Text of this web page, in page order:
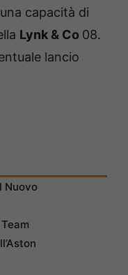
capacità di
Lynk & Co 08.
lancio
Nuovo